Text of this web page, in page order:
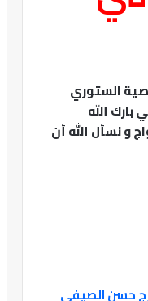
الستوري
الله
و نسأل الله أن
حسن الصيفي